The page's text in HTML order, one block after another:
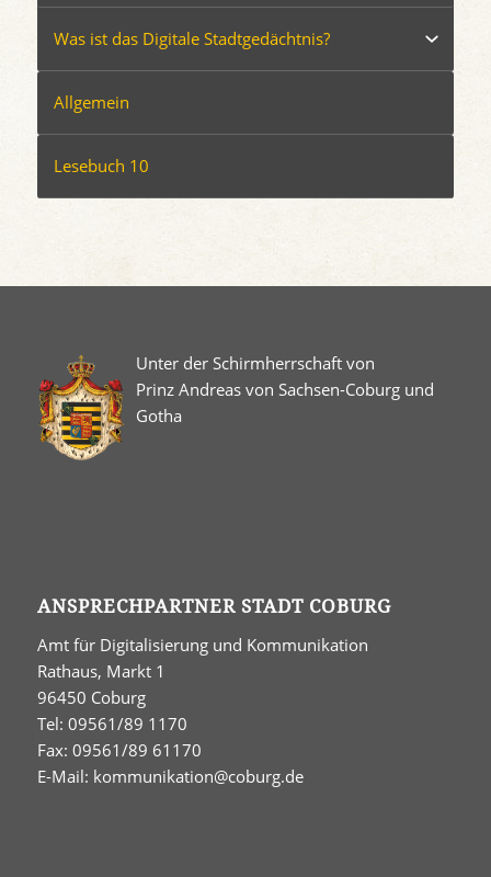
Was ist das Digitale Stadtgedächtnis?
Allgemein
Lesebuch 10
Unter der Schirmherrschaft von
Prinz Andreas von Sachsen-Coburg und
Gotha
ANSPRECHPARTNER STADT COBURG
Amt für Digitalisierung und Kommunikation
Rathaus, Markt 1
96450 Coburg
Tel: 09561/89 1170
Fax: 09561/89 61170
E-Mail: kommunikation@coburg.de